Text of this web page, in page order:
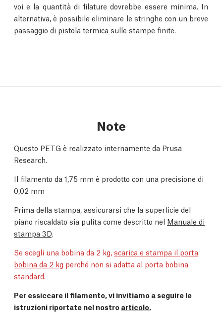
voi e la quantità di filature dovrebbe essere minima. In
alternativa, è possibile eliminare le stringhe con un breve
passaggio di pistola termica sulle stampe finite.
Note
Questo PETG è realizzato internamente da Prusa
Research.
Il filamento da 1,75 mm è prodotto con una precisione di
0,02 mm
Prima della stampa, assicurarsi che la superficie del
piano riscaldato sia pulita come descritto nel Manuale di
stampa 3D
Se scegli una bobina da 2 kg, scarica e stampa il porta
bobina da 2 kg perché non si adatta al porta bobina
standard.
Per essiccare il filamento, vi invitiamo a seguire le
istruzioni riportate nel nostro articolo.